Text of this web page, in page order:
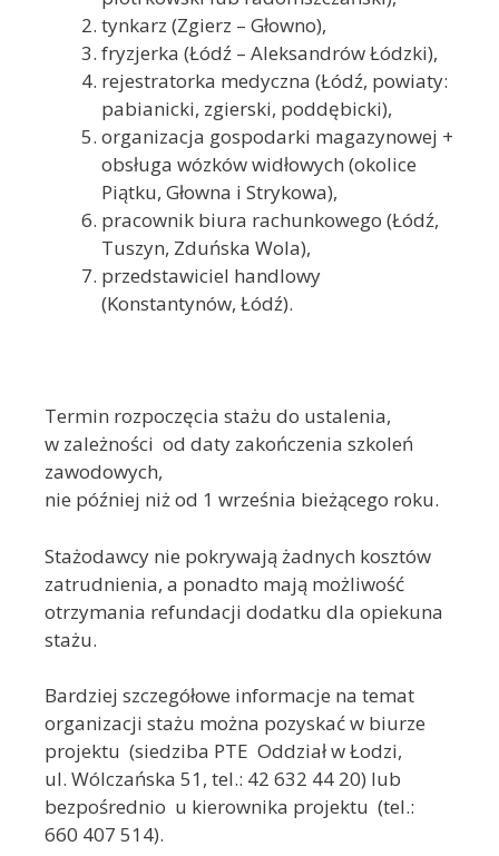
tynkarz (Zgierz – Głowno),
fryzjerka (Łódź – Aleksandrów Łódzki),
rejestratorka medyczna (Łódź, powiaty:
pabianicki, zgierski, poddębicki),
organizacja gospodarki magazynowej +
obsługa wózków widłowych (okolice
Piątku, Głowna i Strykowa),
pracownik biura rachunkowego (Łódź,
Tuszyn, Zduńska Wola),
przedstawiciel handlowy
(Konstantynów, Łódź).
Termin rozpoczęcia stażu do ustalenia,
w zależności od daty zakończenia szkoleń
zawodowych,
nie później niż od 1 września bieżącego roku.
Stażodawcy nie pokrywają żadnych kosztów
zatrudnienia, a ponadto mają możliwość
otrzymania refundacji dodatku dla opiekuna
stażu.
Bardziej szczegółowe informacje na temat
organizacji stażu można pozyskać w biurze
projektu (siedziba PTE Oddział w Łodzi,
ul. Wólczańska 51, tel.: 42 632 44 20) lub
bezpośrednio u kierownika projektu (tel.:
660 407 514).